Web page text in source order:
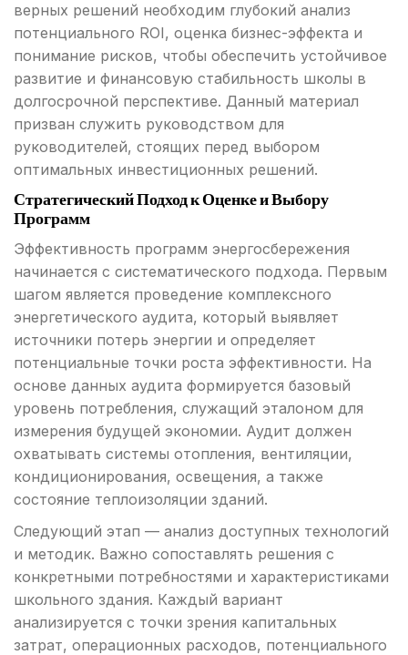
верных решений необходим глубокий анализ
потенциального ROI, оценка бизнес-эффекта и
понимание рисков, чтобы обеспечить устойчивое
развитие и финансовую стабильность школы в
долгосрочной перспективе. Данный материал
призван служить руководством для
руководителей, стоящих перед выбором
оптимальных инвестиционных решений.
Стратегический Подход к Оценке и Выбору
Программ
Эффективность программ энергосбережения
начинается с систематического подхода. Первым
шагом является проведение комплексного
энергетического аудита, который выявляет
источники потерь энергии и определяет
потенциальные точки роста эффективности. На
основе данных аудита формируется базовый
уровень потребления, служащий эталоном для
измерения будущей экономии. Аудит должен
охватывать системы отопления, вентиляции,
кондиционирования, освещения, а также
состояние теплоизоляции зданий.
Следующий этап — анализ доступных технологий
и методик. Важно сопоставлять решения с
конкретными потребностями и характеристиками
школьного здания. Каждый вариант
анализируется с точки зрения капитальных
затрат, операционных расходов, потенциального